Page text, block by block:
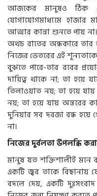
আজকের মানুষও ঠিক
যোগাযোগমাধ্যমে হাজার
আত্মার কান্না শুনতে পায়
অথচ রাতের অন্ধকারে তার
নিজের ভেতরের এই
বুঝতে পারে-তার রবের
দায়িত্ব থাকে না; তা
তিলাওয়াত নয়; তা হয়ে
নয়; তা হয়ে যায় অন্তরের
দুনিয়ার সব দরজা বন্ধ
না।
নিজের দুর্বলতা উপলব্ধি
মানুষ যত শক্তিশালীই মনে
একটি জ্বর তাকে বিছানায়
বদলে দেয়, একটি